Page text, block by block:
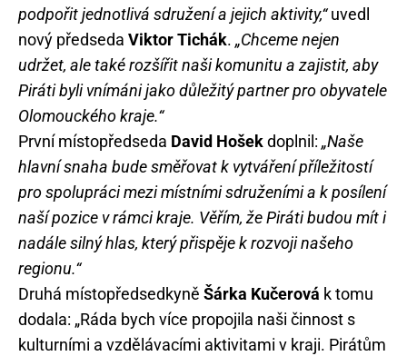
podpořit jednotlivá sdružení a jejich aktivity,“uvedl
nový předseda Viktor Tichák. „Chceme nejen
udržet, ale také rozšířit naši komunitu a zajistit, aby
Piráti byli vnímáni jako důležitý partner pro obyvatele
Olomouckého kraje.“
První místopředseda David Hošekdoplnil: „Naše
hlavní snaha bude směřovat k vytváření příležitostí
pro spolupráci mezi místními sdruženími a k posílení
naší pozice v rámci kraje. Věřím, že Piráti budou mít i
nadále silný hlas, který přispěje k rozvoji našeho
regionu.“
Druhá místopředsedkyně Šárka Kučerová k tomu
dodala: „Ráda bych více propojila naši činnost s
kulturními a vzdělávacími aktivitami v kraji. Pirátům